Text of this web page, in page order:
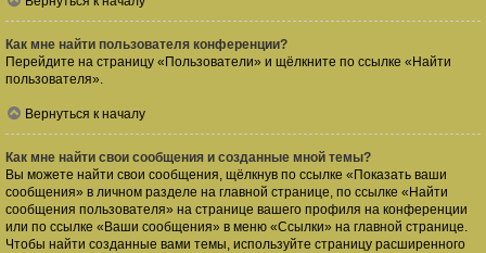
Как мне найти пользователя конференции?
Перейдите на страницу «Пользователи» и щёлкните по ссылке «Найти
пользователя».
Вернуться к началу
Как мне найти свои сообщения и созданные мной темы?
Вы можете найти свои сообщения, щёлкнув по ссылке «Показать ваши
сообщения» в личном разделе на главной странице, по ссылке «Найти
сообщения пользователя» на странице вашего профиля на конференции
или по ссылке «Ваши сообщения» в меню «Ссылки» на главной странице.
Чтобы найти созданные вами темы, используйте страницу расширенного